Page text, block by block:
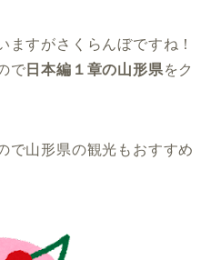
ますがさくらんぼですね！
で 日本編１章の山形県をク
で山形県の観光もおすすめ